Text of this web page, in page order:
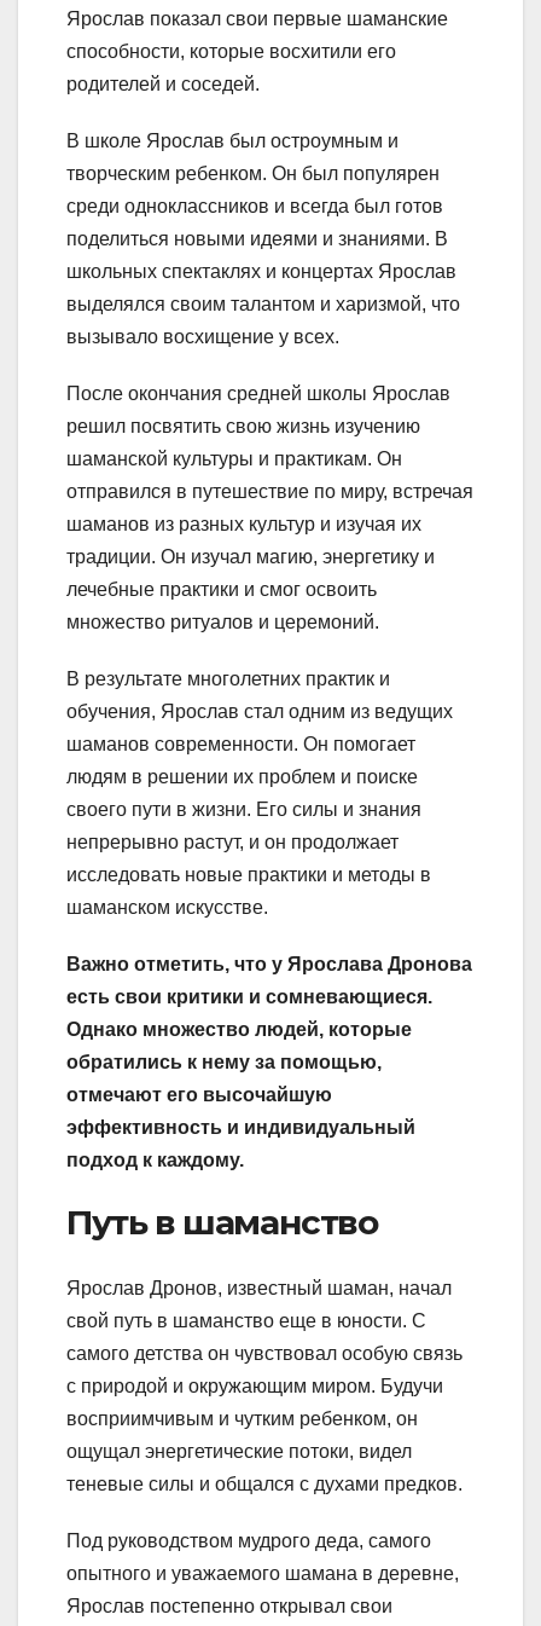
Ярослав показал свои первые шаманские
способности, которые восхитили его
родителей и соседей.
В школе Ярослав был остроумным и
творческим ребенком. Он был популярен
среди одноклассников и всегда был готов
поделиться новыми идеями и знаниями. В
школьных спектаклях и концертах Ярослав
выделялся своим талантом и харизмой, что
вызывало восхищение у всех.
После окончания средней школы Ярослав
решил посвятить свою жизнь изучению
шаманской культуры и практикам. Он
отправился в путешествие по миру, встречая
шаманов из разных культур и изучая их
традиции. Он изучал магию, энергетику и
лечебные практики и смог освоить
множество ритуалов и церемоний.
В результате многолетних практик и
обучения, Ярослав стал одним из ведущих
шаманов современности. Он помогает
людям в решении их проблем и поиске
своего пути в жизни. Его силы и знания
непрерывно растут, и он продолжает
исследовать новые практики и методы в
шаманском искусстве.
Важно отметить, что у Ярослава Дронова
есть свои критики и сомневающиеся.
Однако множество людей, которые
обратились к нему за помощью,
отмечают его высочайшую
эффективность и индивидуальный
подход к каждому.
Путь в шаманство
Ярослав Дронов, известный шаман, начал
свой путь в шаманство еще в юности. С
самого детства он чувствовал особую связь
с природой и окружающим миром. Будучи
восприимчивым и чутким ребенком, он
ощущал энергетические потоки, видел
теневые силы и общался с духами предков.
Под руководством мудрого деда, самого
опытного и уважаемого шамана в деревне,
Ярослав постепенно открывал свои